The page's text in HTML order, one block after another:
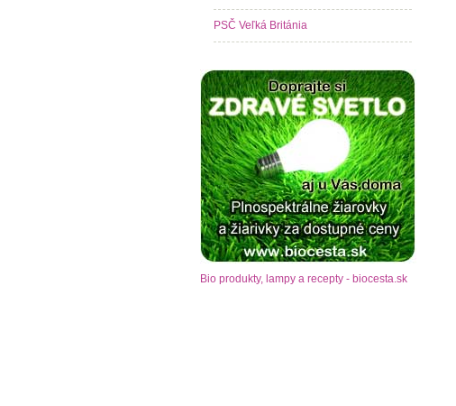
PSČ Veľká Británia
Bio produkty, lampy a recepty - biocesta.sk